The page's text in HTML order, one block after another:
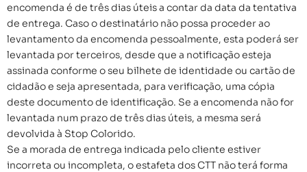
encomenda é de três dias úteis a contar da data da tentativa
de entrega. Caso o destinatário não possa proceder ao
levantamento da encomenda pessoalmente, esta poderá ser
levantada por terceiros, desde que a notificação esteja
assinada conforme o seu bilhete de identidade ou cartão de
cidadão e seja apresentada, para verificação, uma cópia
deste documento de identificação. Se a encomenda não for
levantada num prazo de três dias úteis, a mesma será
devolvida à Stop Colorido.
Se a morada de entrega indicada pelo cliente estiver
incorreta ou incompleta, o estafeta dos CTT não terá forma